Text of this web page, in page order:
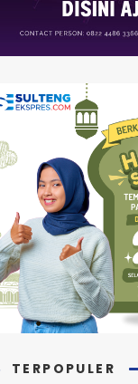
TERPOPULER